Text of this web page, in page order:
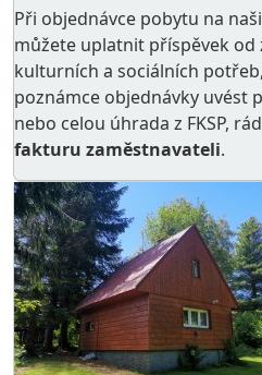
Při objednávce pobytu na
můžete uplatnit příspěvek od
kulturních a sociálních potřeb
poznámce objednávky uvést
nebo celou úhrada z FKSP,
fakturu zaměstnavateli.